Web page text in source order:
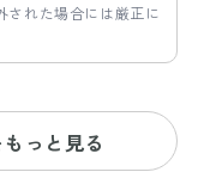
された場合には厳正に
っと見る